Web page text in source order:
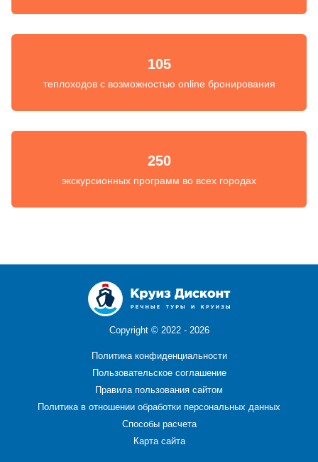
105
теплоходов с возможностью online бронирования
250
экскурсионных программ во всех городах
Copyright © 2022 - 2026
Политика конфиденциальности
Пользовательское соглашение
Правила пользования сайтом
Политика в отношении обработки персональных данных
Способы расчета
Карта сайта